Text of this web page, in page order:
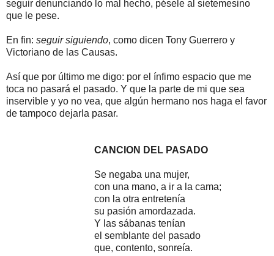
seguir denunciando lo mal hecho, pésele al sietemesino
que le pese.
En fin: seguir siguiendo, como dicen Tony Guerrero y
Victoriano de las Causas.
Así que por último me digo: por el ínfimo espacio que me
toca no pasará el pasado. Y que la parte de mi que sea
inservible y yo no vea, que algún hermano nos haga el favor
de tampoco dejarla pasar.
CANCION DEL PASADO
Se negaba una mujer,
con una mano, a ir a la cama;
con la otra entretenía
su pasión amordazada.
Y las sábanas tenían
el semblante del pasado
que, contento, sonreía.